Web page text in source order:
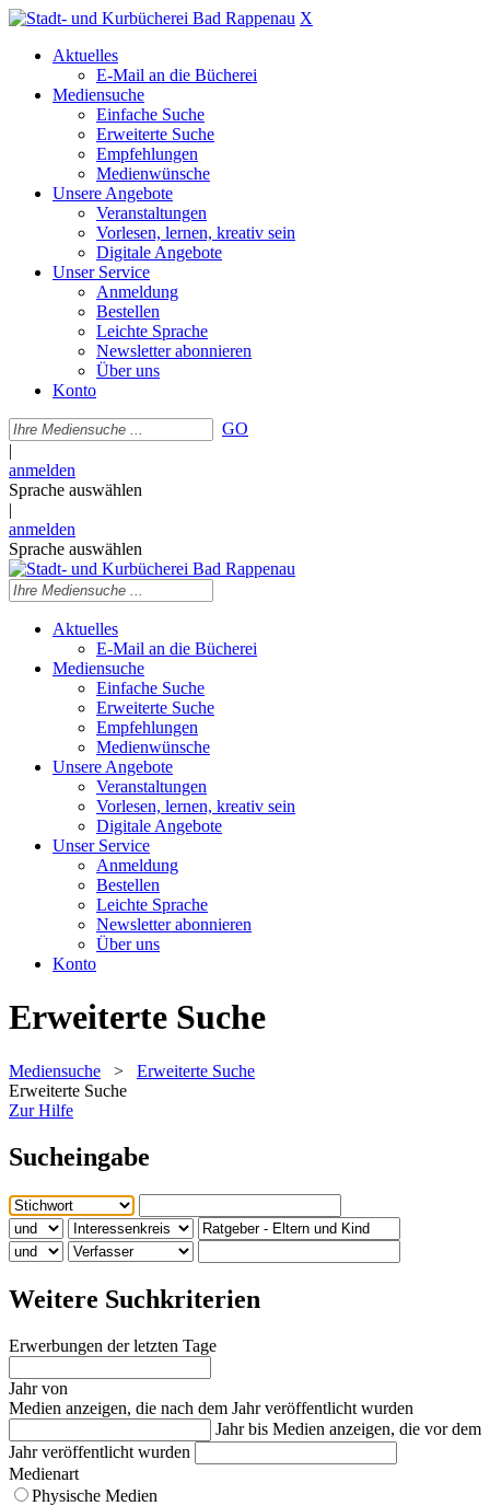
X
Aktuelles
E-Mail an die Bücherei
Mediensuche
Einfache Suche
Erweiterte Suche
Empfehlungen
Medienwünsche
Unsere Angebote
Veranstaltungen
Vorlesen, lernen, kreativ sein
Digitale Angebote
Unser Service
Anmeldung
Bestellen
Leichte Sprache
Newsletter abonnieren
Über uns
Konto
GO
|
anmelden
Sprache auswählen
|
anmelden
Sprache auswählen
Aktuelles
E-Mail an die Bücherei
Mediensuche
Einfache Suche
Erweiterte Suche
Empfehlungen
Medienwünsche
Unsere Angebote
Veranstaltungen
Vorlesen, lernen, kreativ sein
Digitale Angebote
Unser Service
Anmeldung
Bestellen
Leichte Sprache
Newsletter abonnieren
Über uns
Konto
Erweiterte Suche
Mediensuche > Erweiterte Suche
Erweiterte Suche
Zur Hilfe
Sucheingabe
Weitere Suchkriterien
Erwerbungen der letzten Tage
Jahr von
Medien anzeigen, die nach dem Jahr veröffentlicht wurden
Jahr bis Medien anzeigen, die vor dem
Jahr veröffentlicht wurden
Medienart
Physische Medien